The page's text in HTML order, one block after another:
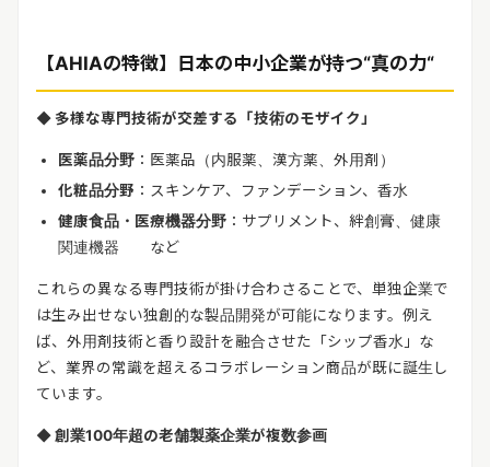
【AHIAの特徴】日本の中小企業が持つ“真の力“
◆ 多様な専門技術が交差する「技術のモザイク」
医薬品分野 ：医薬品（内服薬、漢方薬、外用剤）
化粧品分野 ：スキンケア、ファンデーション、香水
健康食品・医療機器分野 ：サプリメント、絆創膏、健康
関連機器 など
これらの異なる専門技術が掛け合わさることで、単独企業で
は生み出せない独創的な製品開発が可能になります。例え
ば、外用剤技術と香り設計を融合させた「シップ香水」な
ど、業界の常識を超えるコラボレーション商品が既に誕生し
ています。
◆創業100年超の老舗製薬企業が複数参画